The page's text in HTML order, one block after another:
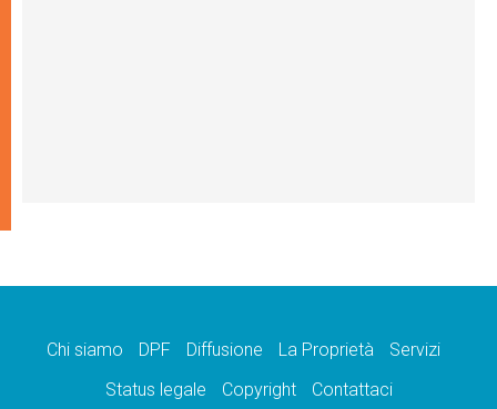
Chi siamo DPF Diffusione La Proprietà
Servizi
Status legale
Copyright Contattaci